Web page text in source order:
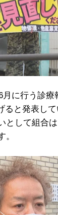
に行う診療
ると発表し
として組合
。